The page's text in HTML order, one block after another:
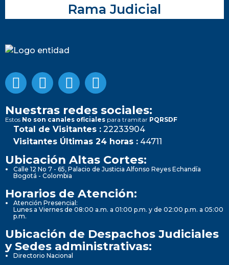
Rama Judicial
Nuestras redes sociales:
Estos No son canales oficiales para tramitar PQRSDF
Total de Visitantes : 22233904
Visitantes Últimas 24 horas : 44711
Ubicación Altas Cortes:
Calle 12 No 7 - 65, Palacio de Justicia Alfonso Reyes Echandía
Bogotá - Colombia
Horarios de Atención:
Atención Presencial:
Lunes a Viernes de 08:00 a.m. a 01:00 p.m. y de 02:00 p.m. a 05:00
p.m.
Ubicación de Despachos Judiciales
y Sedes administrativas:
Directorio Nacional